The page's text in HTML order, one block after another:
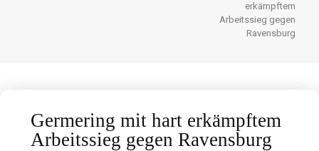
erkämpftem
Arbeitssieg gegen
Ravensburg
Germering mit hart erkämpftem
Arbeitssieg gegen Ravensburg